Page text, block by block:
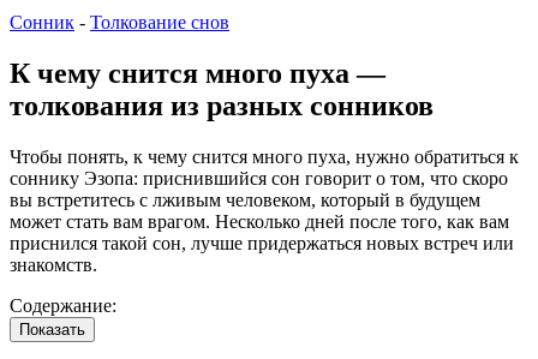
Сонник - Толкование снов
К чему снится много пуха —
толкования из разных сонников
Чтобы понять, к чему снится много пуха, нужно обратиться к
соннику Эзопа: приснившийся сон говорит о том, что скоро
вы встретитесь с лживым человеком, который в будущем
может стать вам врагом. Несколько дней после того, как вам
приснился такой сон, лучше придержаться новых встреч или
знакомств.
Содержание:
Показать